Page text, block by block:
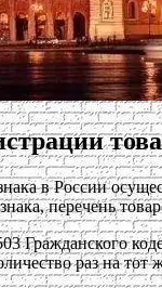
в России
перечень
Гражданского
раз на тот